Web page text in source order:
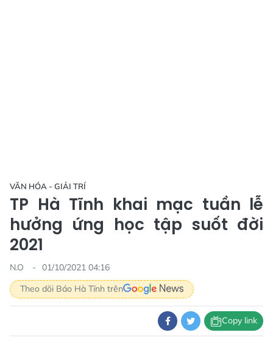
VĂN HÓA - GIẢI TRÍ
TP Hà Tĩnh khai mạc tuần lễ
hưởng ứng học tập suốt đời
2021
N.O
01/10/2021 04:16
Theo dõi Báo Hà Tĩnh trên
Copy link